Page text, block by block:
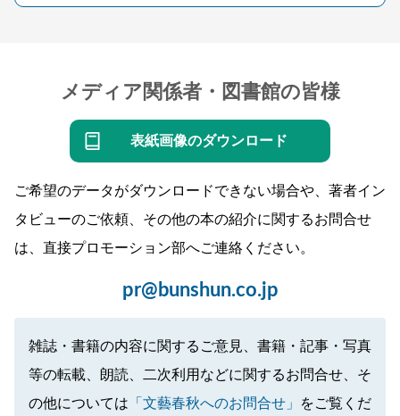
メディア関係者・図書館の皆様
表紙画像のダウンロード
ご希望のデータがダウンロードできない場合や、著者イン
タビューのご依頼、その他の本の紹介に関するお問合せ
は、直接プロモーション部へご連絡ください。
pr@bunshun.co.jp
雑誌・書籍の内容に関するご意見、書籍・記事・写真
等の転載、朗読、二次利用などに関するお問合せ、そ
の他については 「文藝春秋へのお問合せ」 をご覧くだ